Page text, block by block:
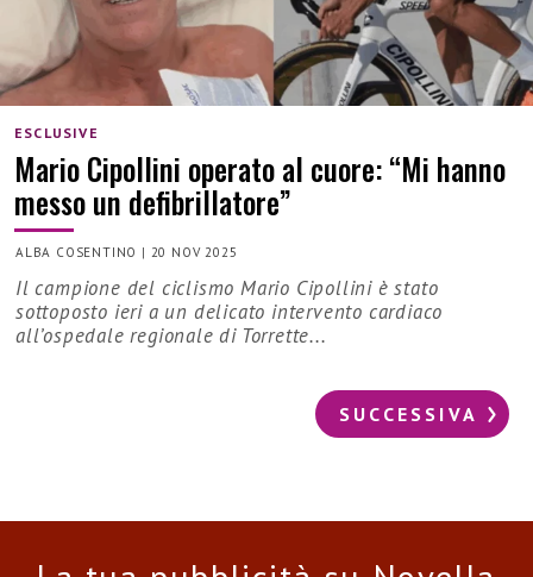
ESCLUSIVE
Mario Cipollini operato al cuore: “Mi hanno
messo un defibrillatore”
ALBA COSENTINO | 20 NOV 2025
Il campione del ciclismo Mario Cipollini è stato
sottoposto ieri a un delicato intervento cardiaco
all’ospedale regionale di Torrette...
SUCCESSIVA